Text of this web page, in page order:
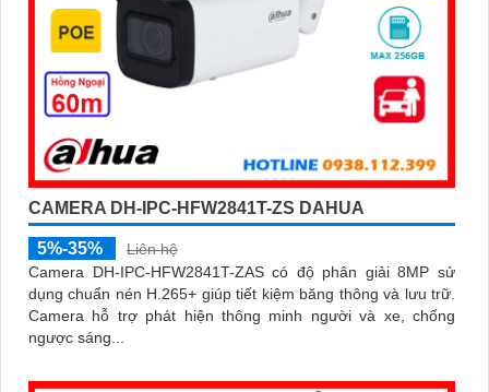
CAMERA DH-IPC-HFW2841T-ZS DAHUA
5%-35%
Liên hệ
Camera DH-IPC-HFW2841T-ZAS có độ phân giải 8MP sử
dụng chuẩn nén H.265+ giúp tiết kiệm băng thông và lưu trữ.
Camera hỗ trợ phát hiện thông minh người và xe, chống
ngược sáng...